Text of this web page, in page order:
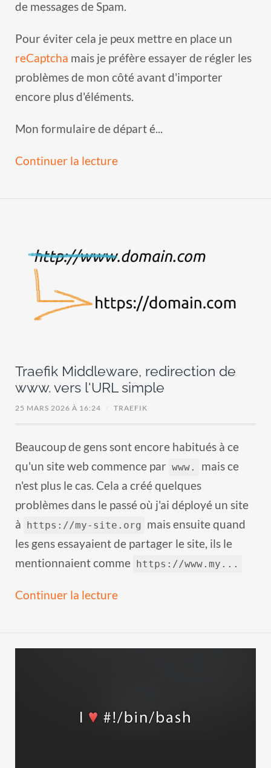
de messages de Spam.
Pour éviter cela je peux mettre en place un
reCaptcha mais je préfère essayer de régler les
problèmes de mon côté avant d'importer
encore plus d'éléments.
Mon formulaire de départ é...
Continuer la lecture
Traefik Middleware, redirection de
www. vers l'URL simple
25 MARS 2026 À 16:24 TRAEFIK
Beaucoup de gens sont encore habitués à ce
qu'un site web commence par www.
mais ce
n'est plus le cas. Cela a créé quelques
problèmes dans le passé où j'ai déployé un site
à https://my-site.org
mais ensuite quand
les gens essayaient de partager le site, ils le
mentionnaient comme https://www.my...
Continuer la lecture